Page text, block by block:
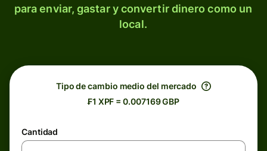
para enviar, gastar y convertir dinero como un
local.
Tipo de cambio medio del mercado
₣1 XPF = 0.007169 GBP
Cantidad